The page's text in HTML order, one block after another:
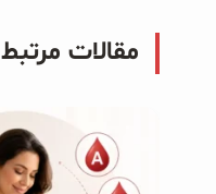
مقالات مرتبط